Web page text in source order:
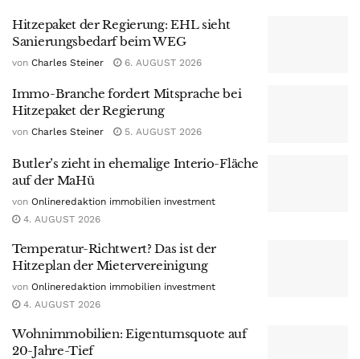
Hitzepaket der Regierung: EHL sieht
Sanierungsbedarf beim WEG
von Charles Steiner 6. AUGUST 2026
Immo-Branche fordert Mitsprache bei
Hitzepaket der Regierung
von Charles Steiner 5. AUGUST 2026
Butler’s zieht in ehemalige Interio-Fläche
auf der MaHü
von Onlineredaktion immobilien investment
4. AUGUST 2026
Temperatur-Richtwert? Das ist der
Hitzeplan der Mietervereinigung
von Onlineredaktion immobilien investment
4. AUGUST 2026
Wohnimmobilien: Eigentumsquote auf
20-Jahre-Tief